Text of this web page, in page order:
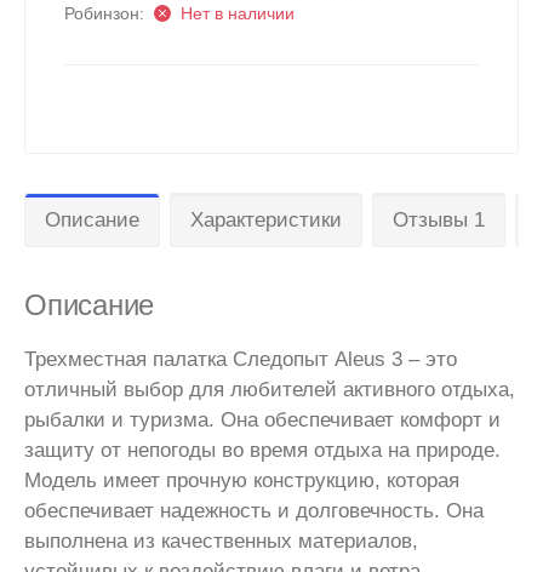
Робинзон:
Нет в наличии
Описание Характеристики Отзывы 1
Описание
Трехместная палатка Следопыт Aleus 3 – это
отличный выбор для любителей активного отдыха,
рыбалки и туризма. Она обеспечивает комфорт и
защиту от непогоды во время отдыха на природе.
Модель имеет прочную конструкцию, которая
обеспечивает надежность и долговечность. Она
выполнена из качественных материалов,